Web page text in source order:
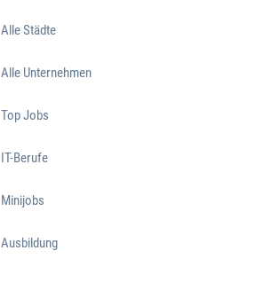
Alle Städte
Alle Unternehmen
Top Jobs
IT-Berufe
Minijobs
Ausbildung